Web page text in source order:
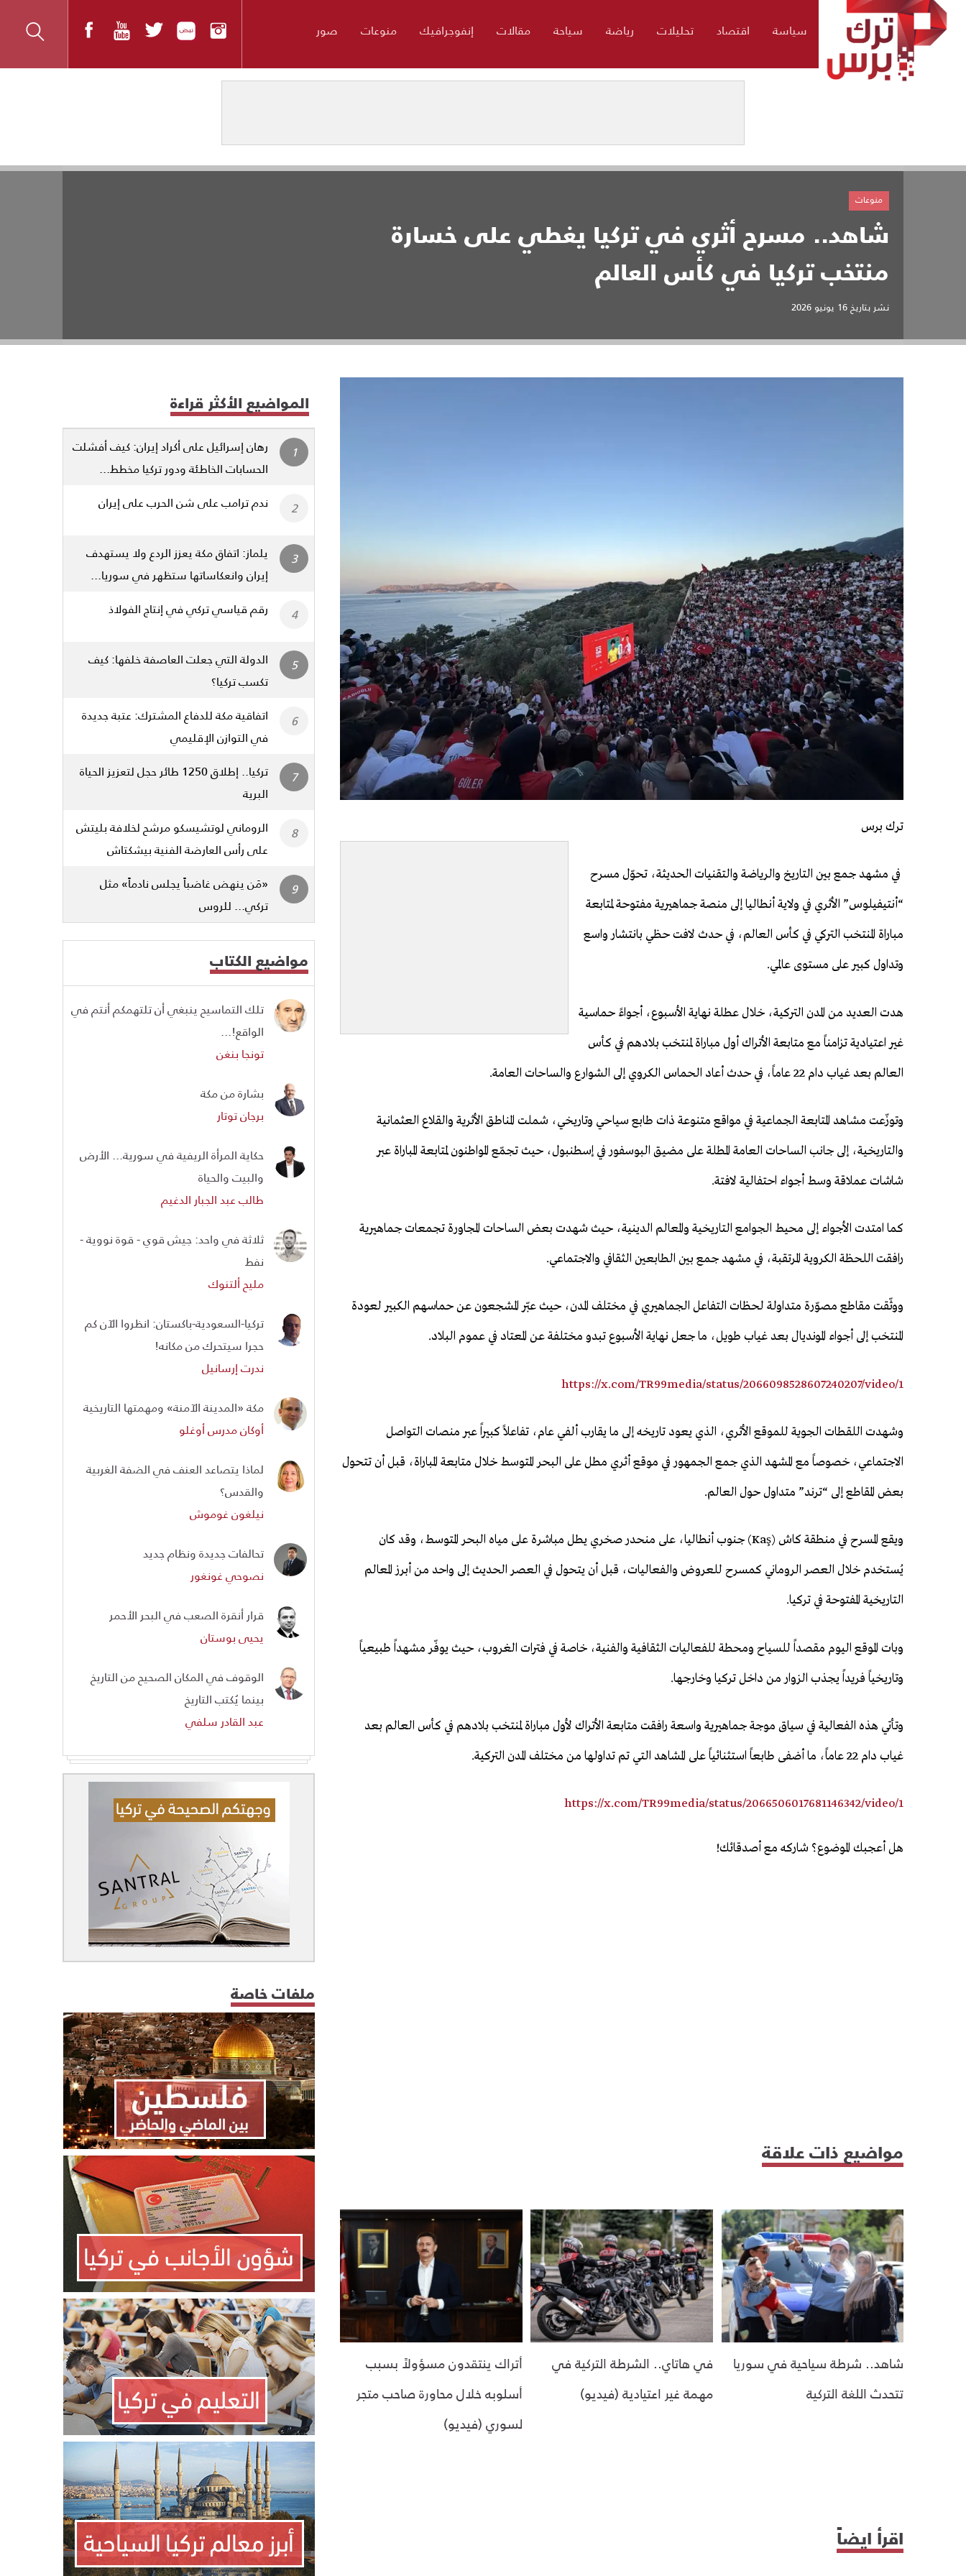
سياسة اقتصاد تحليلات رياضة سياحة مقالات إنفوجرافيك منوعات صور
شاهد.. مسرح أثري في تركيا يغطي على خسارة
منتخب تركيا في كأس العالم
نشر بتاريخ16 يونيو 2026
منوعات
ترك برس
في مشهد جمع بين التاريخ والرياضة والتقنيات الحديثة، تحوّل مسرح
“أنتيفيلوس” الأثري في ولاية أنطاليا إلى منصة جماهيرية مفتوحة لمتابعة
مباراة المنتخب التركي في كأس العالم، في حدث لافت حظي بانتشار واسع
وتداول كبير على مستوى عالمي.
هدت العديد من المدن التركية، خلال عطلة نهاية الأسبوع، أجواءً حماسية
غير اعتيادية تزامناً مع متابعة الأتراك أول مباراة لمنتخب بلادهم في كأس
العالم بعد غياب دام 22 عاماً، في حدث أعاد الحماس الكروي إلى الشوارع والساحات العامة.
وتوزّعت مشاهد المتابعة الجماعية في مواقع متنوعة ذات طابع سياحي وتاريخي، شملت المناطق الأثرية والقلاع العثمانية
والتاريخية، إلى جانب الساحات العامة المطلة على مضيق البوسفور في إسطنبول، حيث تجمّع المواطنون لمتابعة المباراة عبر
شاشات عملاقة وسط أجواء احتفالية لافتة.
كما امتدت الأجواء إلى محيط الجوامع التاريخية والمعالم الدينية، حيث شهدت بعض الساحات المجاورة تجمعات جماهيرية
رافقت اللحظة الكروية المرتقبة، في مشهد جمع بين الطابعين الثقافي والاجتماعي.
ووثّقت مقاطع مصوّرة متداولة لحظات التفاعل الجماهيري في مختلف المدن، حيث عبّر المشجعون عن حماسهم الكبير لعودة
المنتخب إلى أجواء المونديال بعد غياب طويل، ما جعل نهاية الأسبوع تبدو مختلفة عن المعتاد في عموم البلاد.
https://x.com/TR99media/status/2066098528607240207/video/1
وشهدت اللقطات الجوية للموقع الأثري، الذي يعود تاريخه إلى ما يقارب ألفي عام، تفاعلاً كبيراً عبر منصات التواصل
الاجتماعي، خصوصاً مع المشهد الذي جمع الجمهور في موقع أثري مطل على البحر المتوسط خلال متابعة المباراة، قبل أن تتحول
بعض المقاطع إلى “ترند” متداول حول العالم.
ويقع المسرح في منطقة كاش (Kaş) جنوب أنطاليا، على منحدر صخري يطل مباشرة على مياه البحر المتوسط، وقد كان
يُستخدم خلال العصر الروماني كمسرح للعروض والفعاليات، قبل أن يتحول في العصر الحديث إلى واحد من أبرز المعالم
التاريخية المفتوحة في تركيا.
وبات الموقع اليوم مقصداً للسياح ومحطة للفعاليات الثقافية والفنية، خاصة في فترات الغروب، حيث يوفّر مشهداً طبيعياً
وتاريخياً فريداً يجذب الزوار من داخل تركيا وخارجها.
وتأتي هذه الفعالية في سياق موجة جماهيرية واسعة رافقت متابعة الأتراك لأول مباراة لمنتخب بلادهم في كأس العالم بعد
غياب دام 22 عاماً، ما أضفى طابعاً استثنائياً على المشاهد التي تم تداولها من مختلف المدن التركية.
https://x.com/TR99media/status/2066506017681146342/video/1
هل أعجبك الموضوع؟ شاركه مع أصدقائك!
مواضيع ذات علاقة
شاهد.. شرطة سياحية في سوريا
تتحدث اللغة التركية
في هاتاي.. الشرطة التركية في
مهمة غير اعتيادية (فيديو)
أتراك ينتقدون مسؤولاً بسبب
أسلوبه خلال محاورة صاحب متجر
لسوري (فيديو)
اقرأ ايضاً
المواضيع الأكثر قراءة
رهان إسرائيل على أكراد إيران: كيف أفشلت
الحسابات الخاطئة ودور تركيا مخطط...
ندم ترامب على شن الحرب على إيران
يلماز: اتفاق مكة يعزز الردع ولا يستهدف
إيران وانعكاساتها ستظهر في سوريا...
رقم قياسي تركي في إنتاج الفولاذ
الدولة التي جعلت العاصفة خلفها: كيف
تكسب تركيا؟
اتفاقية مكة للدفاع المشترك: عتبة جديدة
في التوازن الإقليمي
تركيا.. إطلاق 1250 طائر حجل لتعزيز الحياة
البرية
الروماني لوتشيسكو مرشح لخلافة بليتش
على رأس العارضة الفنية بيشكتاش
«مَن ينهض غاضباً يجلس نادماً» مثل
تركي... للروس
مواضيع الكتاب
تلك التماسيح ينبغي أن تلتهمكم أنتم في
الواقع!...
تونجا بنغن
بشارة من مكة
برجان توتار
حكاية المرأة الريفية في سورية... الأرض
والبيت والحياة
طالب عبد الجبار الدغيم
ثلاثة في واحد: جيش قوي - قوة نووية -
نفط
مليح ألتنوك
تركيا-السعودية-باكستان: انظروا الآن كم
حجرا سيتحرك من مكانه!
ندرت إرسانيل
مكة «المدينة الآمنة» ومهمتها التاريخية
أوكان مدرس أوغلو
لماذا يتصاعد العنف في الضفة الغربية
والقدس؟
نيلغون غوموش
تحالفات جديدة ونظام جديد
نصوحي غونغور
قرار أنقرة الصعب في البحر الأحمر
يحيى بوستان
الوقوف في المكان الصحيح من التاريخ
بينما يُكتب التاريخ
عبد القادر سلفي
ملفات خاصة